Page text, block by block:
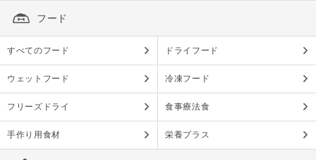
フード
すべてのフード ドライフード
ウェットフード 冷凍フード
フリーズドライ 食事療法食
手作り用食材 栄養プラス